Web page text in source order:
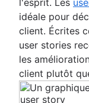
idéale pour
client. Écrites
user stories
les
client plutôt